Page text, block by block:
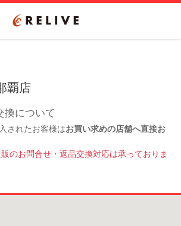
覇店
換について
されたお客様はお買い求めの店舗へ直接お
のお問合せ・返品交換対応は承っておりま